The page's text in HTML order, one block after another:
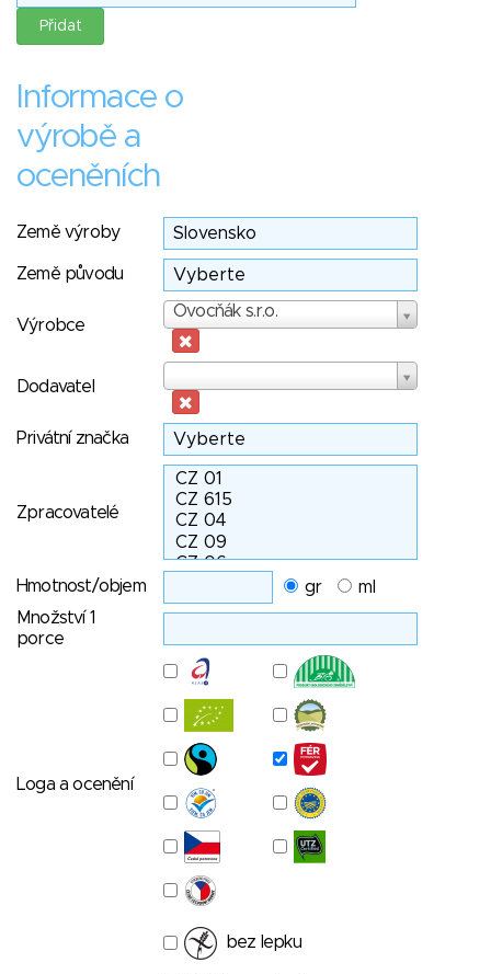
Informace o
výrobě a
oceněních
Země výroby
Země původu
Výrobce
Ovocňák s.r.o.
Výrobce
Dodavatel
Privátní značka
Zpracovatelé
Hmotnost/objem gr
ml
Množství 1
porce
Loga a ocenění
bez lepku